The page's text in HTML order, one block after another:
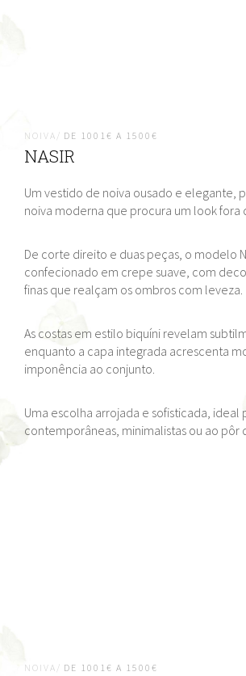
NOIVA/ DE 1001€ A 1500€
NASIR
Um vestido de noiva ousado e elegante,
noiva moderna que procura um look fora
De corte direito e duas peças, o modelo
confecionado em crepe suave, com
finas que realçam os ombros com leveza.
As costas em estilo biquíni revelam
enquanto a capa integrada acrescenta
imponência ao conjunto.
Uma escolha arrojada e sofisticada, ideal
contemporâneas, minimalistas ou ao pôr
NOIVA/ DE 1001€ A 1500€